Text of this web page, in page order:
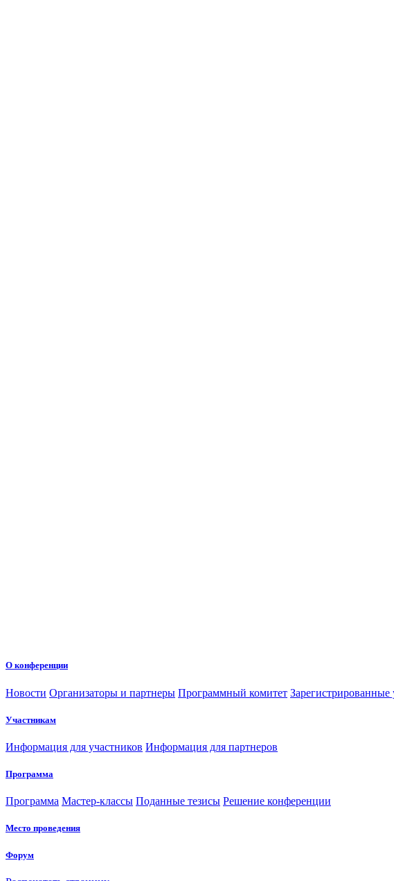
О конференции
Новости Организаторы и партнеры Программный комитет Зарегистрированные
Участникам
Информация для участников Информация для партнеров
Программа
Программа Мастер-классы Поданные тезисы Решение конференции
Место проведения
Форум